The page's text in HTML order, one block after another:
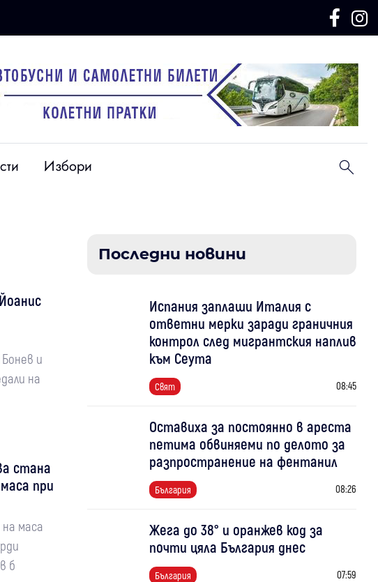
Избори
и
на
стана
при
маса
б
Последни новини
Испания заплаши Италия с
ответни мерки заради граничния
контрол след мигрантския наплив
към Сеута
Свят 08:45
Оставиха за постоянно в ареста
петима обвиняеми по делото за
разпространение на фентанил
България 08:26
Жега до 38° и оранжев код за
почти цяла България днес
България 07:59